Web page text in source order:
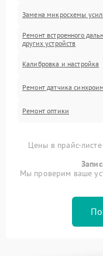
Замена микросхемы
Ремонт встроенного
других устройств
Калибровка и настройка
Ремонт датчика
Ремонт оптики
Цены в прайс-
Мы проверим ваше